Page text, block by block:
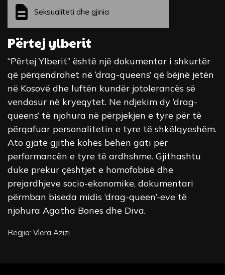
Seksualiteti dhe gjinia
Përtej ylberit
“Përtej Ylberit” është një dokumentar i shkurtër
që përqendrohet në ‘drag-queens’ që bëjnë jetën
në Kosovë dhe luftën kundër jotolerancës së
vendosur në kryeqytet. Ne ndjekim dy ‘drag-
queens’ të njohura në përpjekjen e tyre për të
përqafuar personalitetin e tyre të shkëlqyeshëm.
Ato gjatë gjithë kohës bëhen gati për
performancën e tyre të ardhshme. Gjithashtu
duke prekur çështjet e homofobisë dhe
prejardhjeve socio-ekonomike, dokumentari
përmban biseda midis ‘drag-queen’-eve të
njohura Agatha Bones dhe Diva.
Regjia: Vlera Azizi